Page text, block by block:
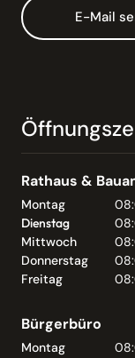
E-Mail
Rathaus &
Montag
Dienstag
Mittwoch
Donnerstag
Freitag
Bürgerbüro
Montag